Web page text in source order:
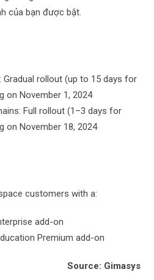
của bạn được bật.
Gradual rollout (up to 15 days for
on November 1, 2024
Full rollout (1–3 days for
on November 18, 2024
customers with a:
add-on
Premium add-on
Source: Gimasys